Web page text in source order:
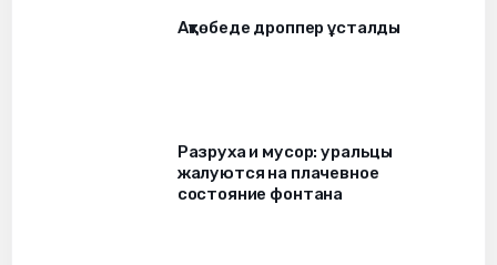
Ақтөбеде дроппер ұсталды
Разруха и мусор: уральцы
жалуются на плачевное
состояние фонтана